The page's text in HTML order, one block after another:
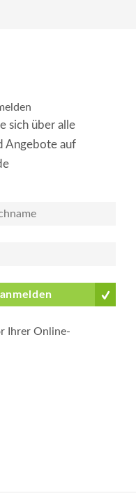
sich über alle
Angebote auf
Ihrer Online-